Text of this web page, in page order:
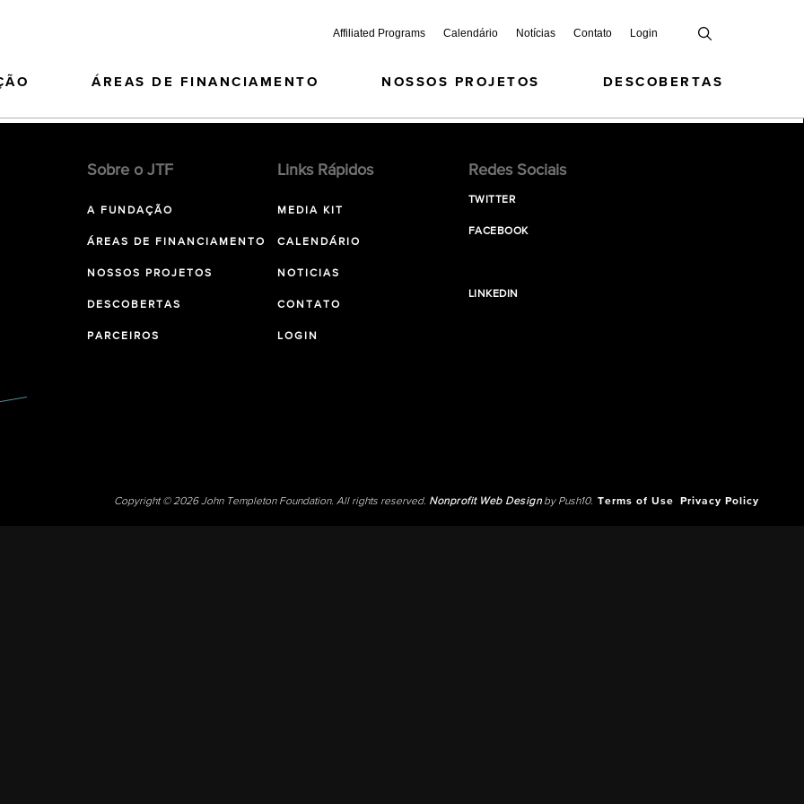
Affiliated Programs Calendário Notícias Contato Login
ÁREAS DE FINANCIAMENTO NOSSOS PROJETOS DESCOBERTAS
Sobre o JTF
A FUNDAÇÃO
ÁREAS DE FINANCIAMENTO
NOSSOS PROJETOS
DESCOBERTAS
PARCEIROS
Links Rápidos
MEDIA KIT
CALENDÁRIO
NOTICIAS
CONTATO
LOGIN
Redes Sociais
TWITTER
FACEBOOK
LINKEDIN
Copyright © 2026 John Templeton Foundation. All rights reserved. Nonprofit Web Designby Push10. Terms of Use Privacy Policy